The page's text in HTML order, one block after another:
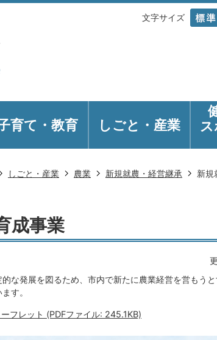
文字サイズ
育て・教育 しごと・産業
しごと・産業 農業 新規就農・経営継承 新規
成事業
な発展を図るため、市内で新たに農業経営を営もう
す。
フレット (PDFファイル: 245.1KB)